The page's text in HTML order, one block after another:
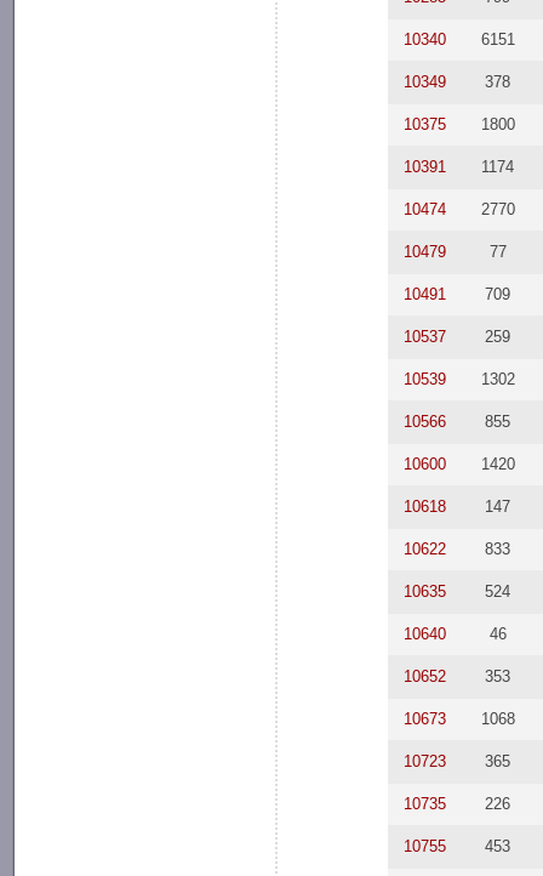
10340 6151
10349 378
10375 1800
10391 1174
10474 2770
10479 77
10491 709
10537 259
10539 1302
10566 855
10600 1420
10618 147
10622 833
10635 524
10640 46
10652 353
10673 1068
10723 365
10735 226
10755 453